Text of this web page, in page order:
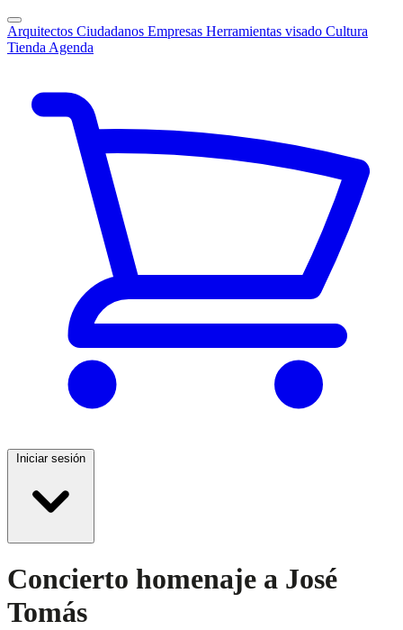
Arquitectos Ciudadanos Empresas Herramientas visado Cultura
Tienda Agenda
Iniciar sesión
Concierto homenaje a José
Tomás